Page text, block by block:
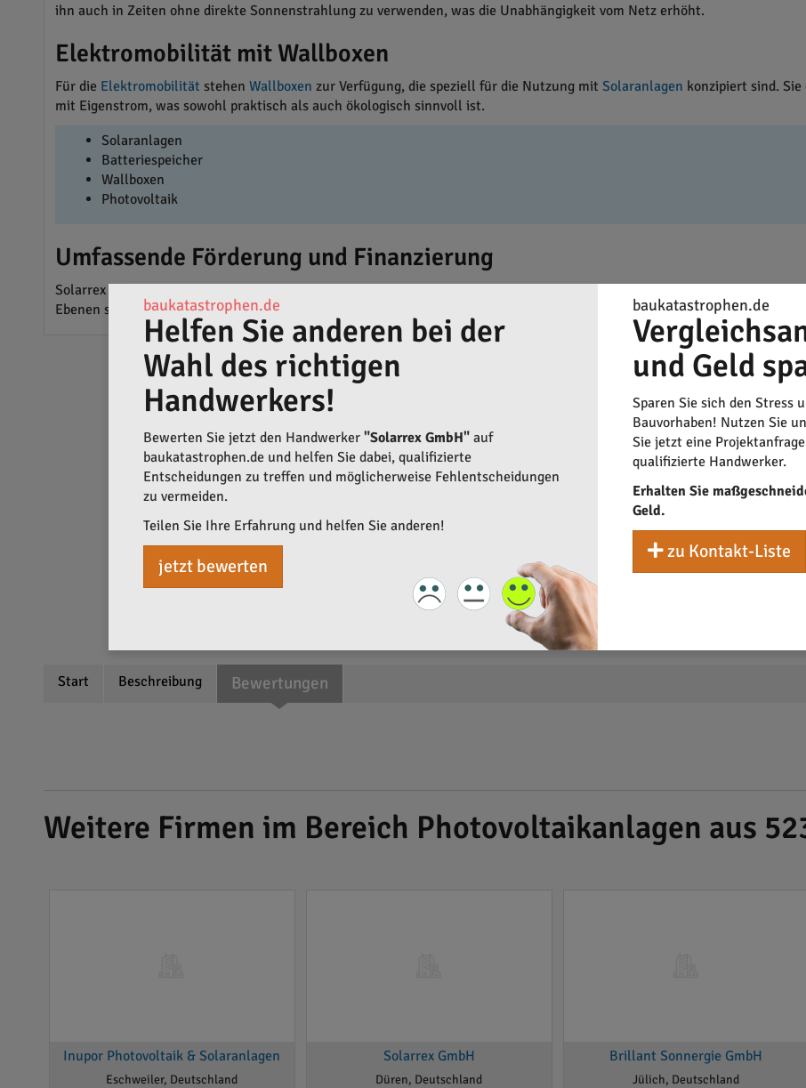
ihn auch in Zeiten ohne direkte Sonnenstrahlung zu verwenden, was die Unabhängigkeit vom Netz erhöht.
Elektromobilität mit Wallboxen
Für die Elektromobilität stehen Wallboxen zur Verfügung, die speziell für die Nutzung mit Solaranlagen konzipiert sind.
mit Eigenstrom, was sowohl praktisch als auch ökologisch sinnvoll ist.
Solaranlagen
Batteriespeicher
Wallboxen
Photovoltaik
Umfassende Förderung und Finanzierung
Solarrex unterstützt bei der Beantragung von Fördermitteln sowie der Finanzierung von Solaranlagenprojekten. Mit der
Ebenen steht die Firma ihren Kunden zur Seite.
Start Beschreibung Bewertungen
Weitere Firmen im Bereich Photovoltaikanlagen aus
Inupor Photovoltaik & Solaranlagen
Eschweiler, Deutschland
Solarrex GmbH
Düren, Deutschland
Brillant Sonnergie GmbH
Jülich, Deutschland
baukatastrophen.de
Helfen Sie anderen bei der
Wahl des richtigen
Handwerkers!
Bewerten Sie jetzt den Handwerker "Solarrex GmbH" auf
baukatastrophen.de und helfen Sie dabei, qualifizierte
Entscheidungen zu treffen und möglicherweise Fehlentscheidungen
zu vermeiden.
Teilen Sie Ihre Erfahrung und helfen Sie anderen!
jetzt bewerten
baukatastrophen.de
und Geld
Sparen Sie sich den Stress
Bauvorhaben! Nutzen Sie
Sie jetzt eine
qualifizierte Handwerker.
Erhalten Sie
Geld.
zu Kontakt-Liste